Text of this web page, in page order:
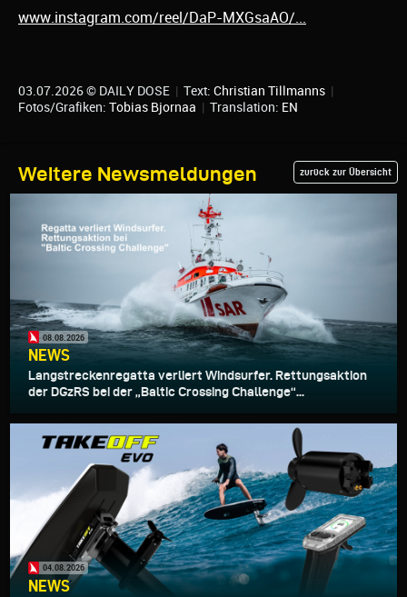
www.instagram.com/reel/DaP-MXGsaAO/...
03.07.2026 © DAILY DOSE | Text: Christian Tillmanns |
Fotos/Grafiken: Tobias Bjornaa | Translation: EN
Weitere Newsmeldungen zurück zur Übersicht
08.08.2026
NEWS
Langstreckenregatta verliert Windsurfer. Rettungsaktion
der DGzRS bei der „Baltic Crossing Challenge“...
04.08.2026
NEWS